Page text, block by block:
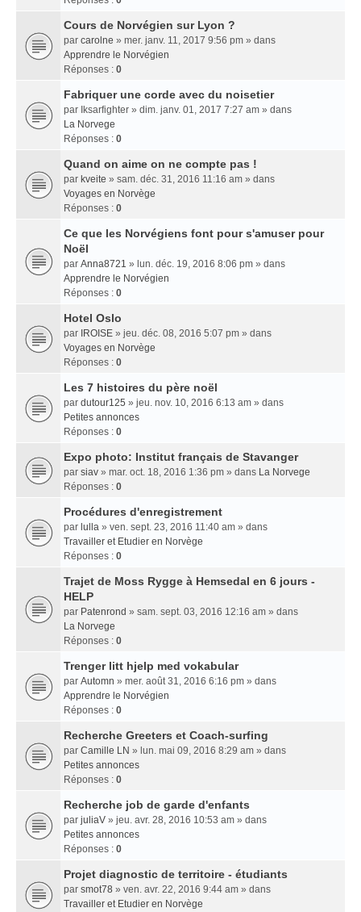
Cours de Norvégien sur Lyon ?
par carolne » mer. janv. 11, 2017 9:56 pm » dans
Apprendre le Norvégien
Réponses : 0
Fabriquer une corde avec du noisetier
par Iksarfighter » dim. janv. 01, 2017 7:27 am » dans
La Norvege
Réponses : 0
Quand on aime on ne compte pas !
par kveite » sam. déc. 31, 2016 11:16 am » dans
Voyages en Norvège
Réponses : 0
Ce que les Norvégiens font pour s'amuser pour
Noël
par Anna8721 » lun. déc. 19, 2016 8:06 pm » dans
Apprendre le Norvégien
Réponses : 0
Hotel Oslo
par IROISE » jeu. déc. 08, 2016 5:07 pm » dans
Voyages en Norvège
Réponses : 0
Les 7 histoires du père noël
par dutour125 » jeu. nov. 10, 2016 6:13 am » dans
Petites annonces
Réponses : 0
Expo photo: Institut français de Stavanger
par siav » mar. oct. 18, 2016 1:36 pm » dans La Norvege
Réponses : 0
Procédures d'enregistrement
par lulla » ven. sept. 23, 2016 11:40 am » dans
Travailler et Etudier en Norvège
Réponses : 0
Trajet de Moss Rygge à Hemsedal en 6 jours -
HELP
par Patenrond » sam. sept. 03, 2016 12:16 am » dans
La Norvege
Réponses : 0
Trenger litt hjelp med vokabular
par Automn » mer. août 31, 2016 6:16 pm » dans
Apprendre le Norvégien
Réponses : 0
Recherche Greeters et Coach-surfing
par Camille LN » lun. mai 09, 2016 8:29 am » dans
Petites annonces
Réponses : 0
Recherche job de garde d'enfants
par juliaV » jeu. avr. 28, 2016 10:53 am » dans
Petites annonces
Réponses : 0
Projet diagnostic de territoire - étudiants
par smot78 » ven. avr. 22, 2016 9:44 am » dans
Travailler et Etudier en Norvège